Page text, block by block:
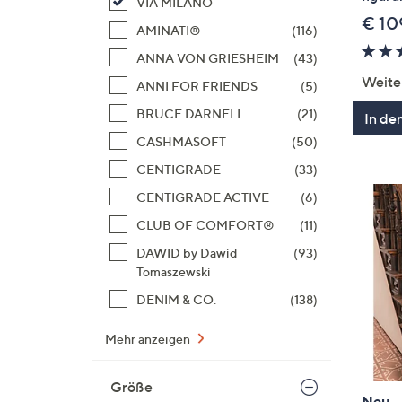
AMINATI®
(116)
ANNA VON GRIESHEIM
(43)
ANNI FOR FRIENDS
(5)
BRUCE DARNELL
(21)
CASHMASOFT
(50)
CENTIGRADE
(33)
CENTIGRADE ACTIVE
(6)
CLUB OF COMFORT®
(11)
DAWID by Dawid
Tomaszewski
(93)
DENIM & CO. (138)
Mehr anzeigen
Größe
€
In